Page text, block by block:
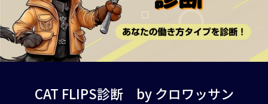
CAT FLIPS診断　by クロワッサン